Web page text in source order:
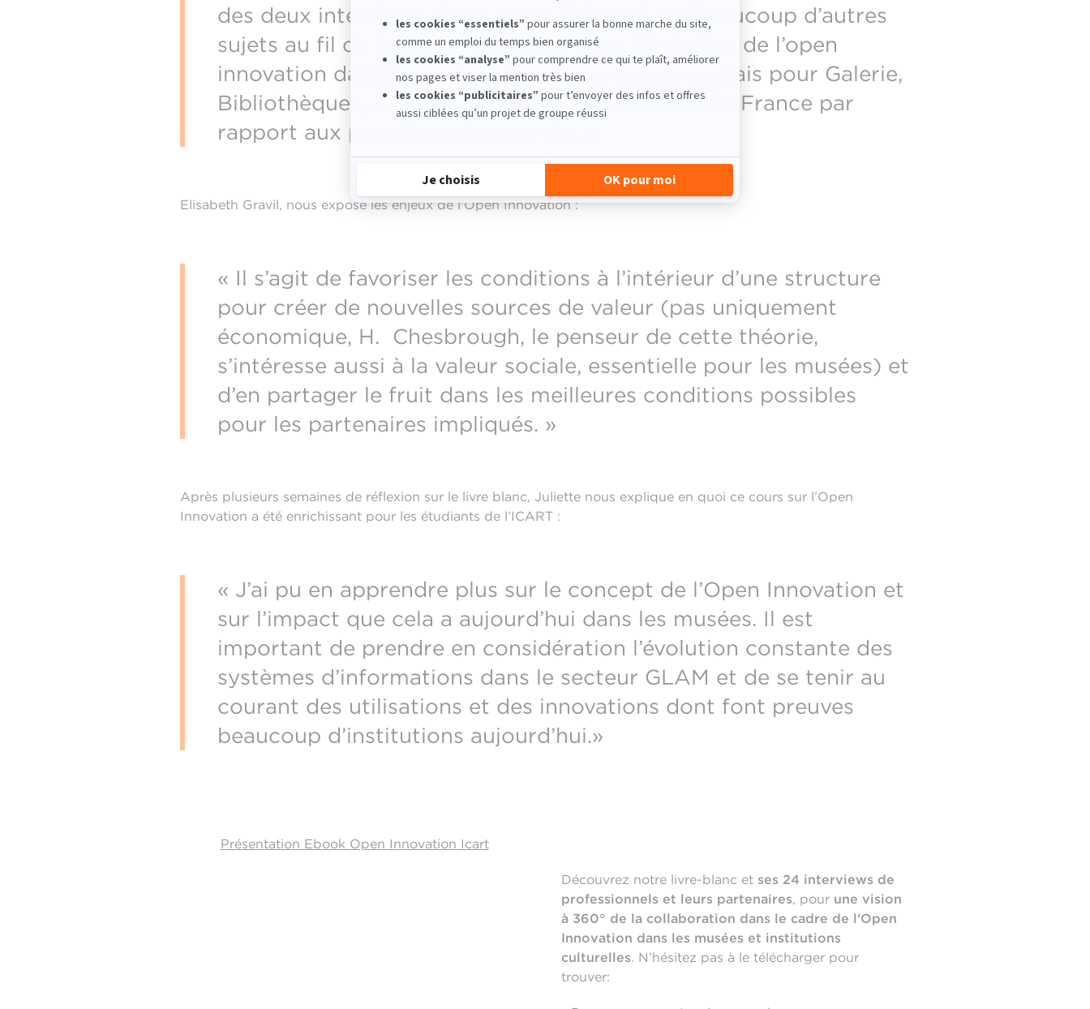
des deux interviews, nous avons échangé sur beaucoup d’autres
sujets au fil de la conversation, comme l’évolution de l’open
innovation dans le secteur GLAM (acronyme anglais pour Galerie,
Bibliothèques, Archives & Musées), le retard de la France par
rapport aux pays Scandinaves, etc. »
Elisabeth Gravil, nous expose les enjeux de l'Open Innovation :
« Il s’agit de favoriser les conditions à l’intérieur d’une structure
pour créer de nouvelles sources de valeur (pas uniquement
économique, H. Chesbrough, le penseur de cette théorie,
s’intéresse aussi à la valeur sociale, essentielle pour les musées) et
d’en partager le fruit dans les meilleures conditions possibles
pour les partenaires impliqués. »
Après plusieurs semaines de réflexion sur le livre blanc, Juliette nous explique en quoi ce cours sur l’Open
Innovation a été enrichissant pour les étudiants de l’ICART :
« J’ai pu en apprendre plus sur le concept de l’Open Innovation et
sur l’impact que cela a aujourd’hui dans les musées. Il est
important de prendre en considération l’évolution constante des
systèmes d’informations dans le secteur GLAM et de se tenir au
courant des utilisations et des innovations dont font preuves
beaucoup d’institutions aujourd’hui.»
Présentation Ebook Open Innovation Icart
Découvrez notre livre-blanc et ses 24 interviews de
professionnels et leurs partenaires, pour une vision
à 360° de la collaboration dans le cadre de l'Open
Innovation dans les musées et institutions
culturelles. N’hésitez pas à le télécharger pour
trouver: